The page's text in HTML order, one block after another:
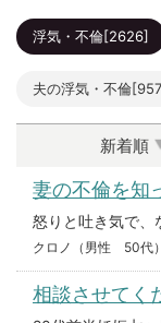
浮気・不倫[2626]
夫の浮気・不倫
新着順
妻の不倫を知
クロノ（男性 50代）
相談させてく